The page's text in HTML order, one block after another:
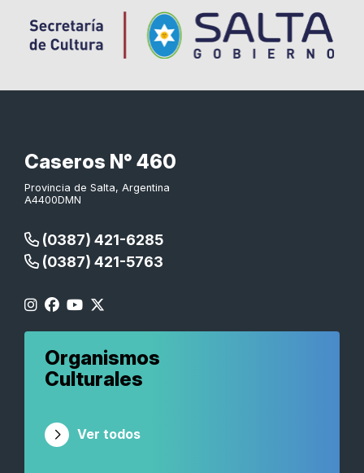
Caseros N° 460
Provincia de Salta, Argentina
A4400DMN
(0387) 421-6285
(0387) 421-5763
Organismos
Culturales
Ver todos